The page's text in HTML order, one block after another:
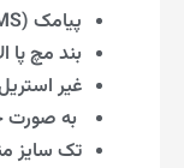
پیامک (SMS)
بند مچ پا
غیر
به صورت
تک سایز